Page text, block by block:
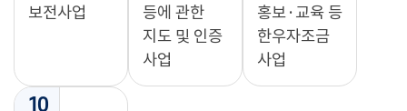
보전사업
등에 관한
지도 및 인증
사업
홍보·교육 등
한우자조금
사업
10